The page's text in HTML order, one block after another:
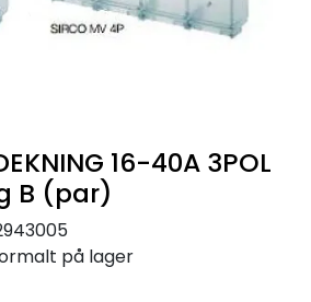
16-40A 3POL
B (par)
på lager